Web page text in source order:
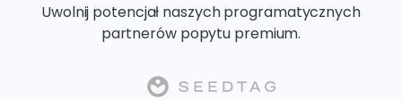
Uwolnij potencjał naszych programatycznych
partnerów popytu premium.